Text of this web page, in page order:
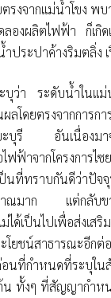
รงจากแม่น้ำโขง พบ
ลองผลิตไฟฟ้า ก็เกิ
ประปาค้างริมตลิ่ง
บุว่า ระดับน้ำในแม่
ดยตรงจากการกา
ยะบุรี อันเนื่องมา
ฟ้าจากโครงการไซ
ที่ทราบกันดีว่าปัจจุ
าณมาก แต่กลับขา
เป็นไปเพื่อส่งเสริ
โยชน์สาธารณะอีก
นที่กำหนดที่ระบุใ
น ทั้งๆ ที่สัญญากำห